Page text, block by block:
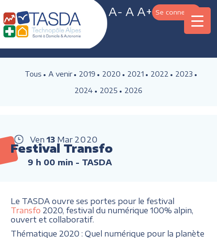
A- A A+ Se connecter
Tous A venir 2019 2020 2021 2022
2023
2024
2025 2026
Ven 13 Mar 2020
Festival Transfo
9 h 00 min - TASDA
Le TASDA ouvre ses portes pour le festival
Transfo 2020, festival du numérique 100% alpin,
ouvert et collaboratif.
Thématique 2020 : Quel numérique pour la planète